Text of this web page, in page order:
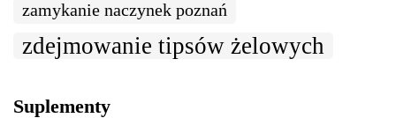
zamykanie naczynek poznań
zdejmowanie tipsów żelowych
Suplementy